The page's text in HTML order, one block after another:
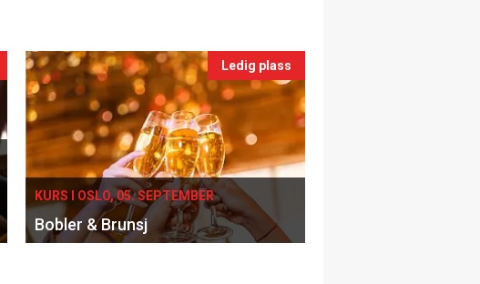
Ledig plass
KURS I OSLO, 05. SEPTEMBER
Bobler & Brunsj